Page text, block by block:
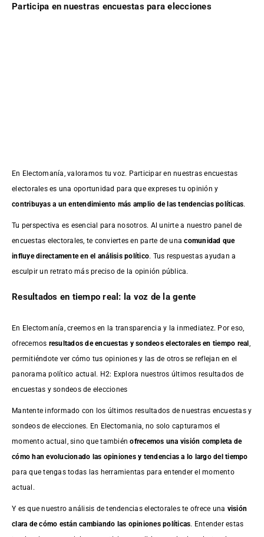
Participa en nuestras encuestas para elecciones
En Electomanía, valoramos tu voz. Participar en nuestras encuestas
electorales es una oportunidad para que expreses tu opinión y
contribuyas a un entendimiento más amplio de las tendencias políticas.
Tu perspectiva es esencial para nosotros. Al unirte a nuestro panel de
encuestas electorales, te conviertes en parte de unacomunidad que
influye directamente en el análisis político. Tus respuestas ayudan a
esculpir un retrato más preciso de la opinión pública.
Resultados en tiempo real: la voz de la gente
En Electomanía, creemos en la transparencia y la inmediatez. Por eso,
ofrecemos resultados deencuestas y sondeos electorales en tiempo real
permitiéndote ver cómo tus opiniones y las de otros se reflejan en el
panorama político actual. H2: Explora nuestros últimos resultados de
encuestas y sondeos de elecciones
Mantente informado con los últimos resultados de nuestras encuestasy
sondeos de elecciones. En Electomania, no solo capturamos el
momento actual, sino que tambiénofrecemos una visión completa de
cómo han evolucionado las opiniones y tendencias a lo largo del tiempo
para que tengas todas las herramientas para entender el momento
actual.
Y es que nuestro análisis de tendencias electorales te ofrece una visión
clara de cómo están cambiando las opiniones políticas. Entender estas